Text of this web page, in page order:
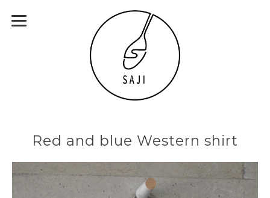
Red and blue Western shirt